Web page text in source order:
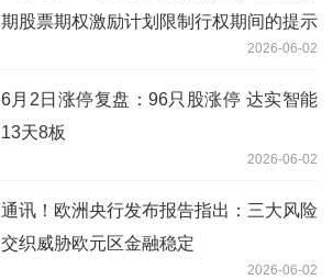
期股票期权激励计划限制行权期间的提示
2026-06-02
6月2日涨停复盘：96只股涨停 达实智能
13天8板
2026-06-02
通讯！欧洲央行发布报告指出：三大风险
交织威胁欧元区金融稳定
2026-06-02